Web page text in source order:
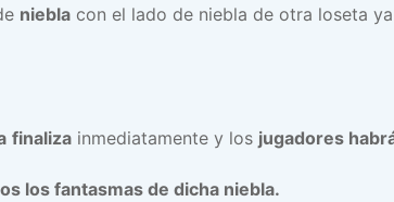
niebla con el lado de niebla de otra loseta
finaliza inmediatamente y los jugadores
los fantasmas de dicha niebla.